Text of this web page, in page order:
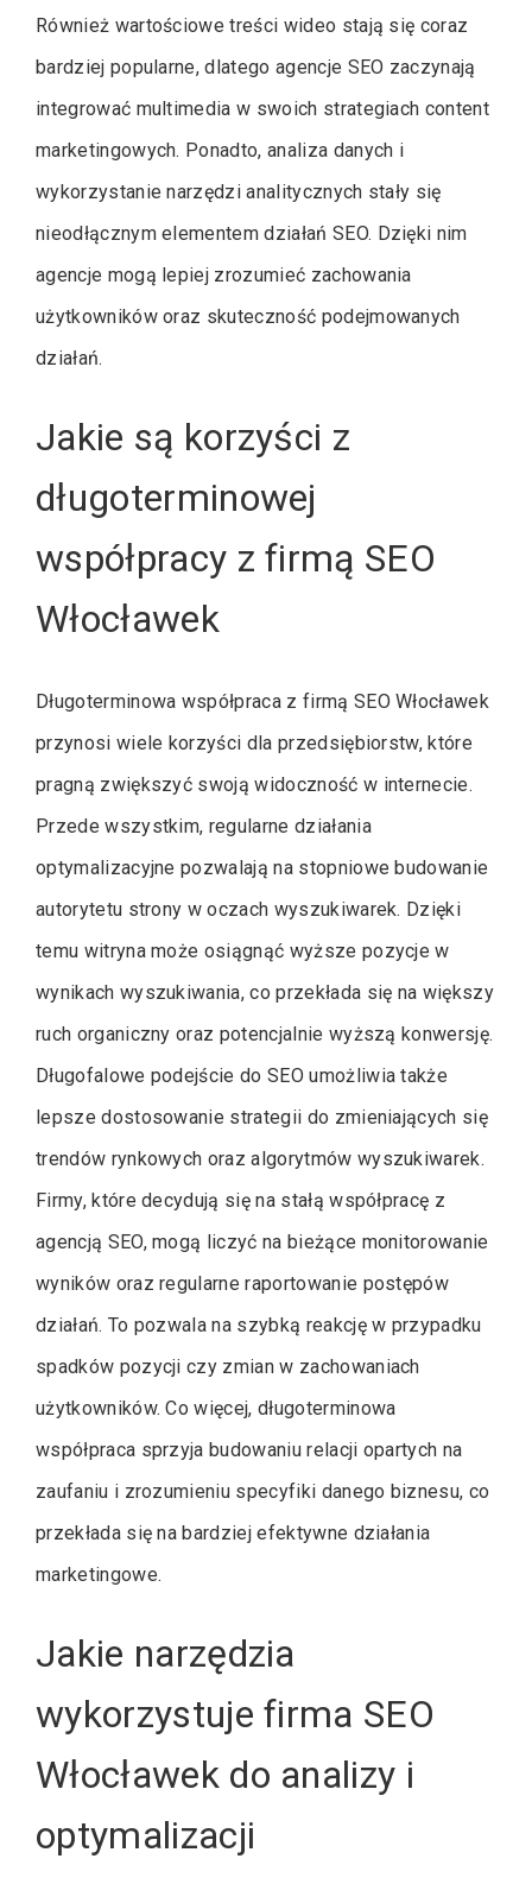
Również wartościowe treści wideo stają się coraz
bardziej popularne, dlatego agencje SEO zaczynają
integrować multimedia w swoich strategiach content
marketingowych. Ponadto, analiza danych i
wykorzystanie narzędzi analitycznych stały się
nieodłącznym elementem działań SEO. Dzięki nim
agencje mogą lepiej zrozumieć zachowania
użytkowników oraz skuteczność podejmowanych
działań.
Jakie są korzyści z
długoterminowej
współpracy z firmą SEO
Włocławek
Długoterminowa współpraca z firmą SEO Włocławek
przynosi wiele korzyści dla przedsiębiorstw, które
pragną zwiększyć swoją widoczność w internecie.
Przede wszystkim, regularne działania
optymalizacyjne pozwalają na stopniowe budowanie
autorytetu strony w oczach wyszukiwarek. Dzięki
temu witryna może osiągnąć wyższe pozycje w
wynikach wyszukiwania, co przekłada się na większy
ruch organiczny oraz potencjalnie wyższą konwersję.
Długofalowe podejście do SEO umożliwia także
lepsze dostosowanie strategii do zmieniających się
trendów rynkowych oraz algorytmów wyszukiwarek.
Firmy, które decydują się na stałą współpracę z
agencją SEO, mogą liczyć na bieżące monitorowanie
wyników oraz regularne raportowanie postępów
działań. To pozwala na szybką reakcję w przypadku
spadków pozycji czy zmian w zachowaniach
użytkowników. Co więcej, długoterminowa
współpraca sprzyja budowaniu relacji opartych na
zaufaniu i zrozumieniu specyfiki danego biznesu, co
przekłada się na bardziej efektywne działania
marketingowe.
Jakie narzędzia
wykorzystuje firma SEO
Włocławek do analizy i
optymalizacji